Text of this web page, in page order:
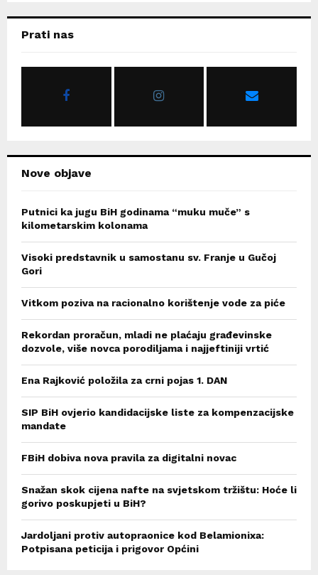
hPrati nas
Nove objave
Putnici ka jugu BiH godinama “muku muče” s
kilometarskim kolonama
Visoki predstavnik u samostanu sv. Franje u Gučoj
Gori
Vitkom poziva na racionalno korištenje vode za piće
Rekordan proračun, mladi ne plaćaju građevinske
dozvole, više novca porodiljama i najjeftiniji vrtić
Ena Rajković položila za crni pojas 1. DAN
SIP BiH ovjerio kandidacijske liste za kompenzacijske
mandate
FBiH dobiva nova pravila za digitalni novac
Snažan skok cijena nafte na svjetskom tržištu: Hoće li
gorivo poskupjeti u BiH?
Jardoljani protiv autopraonice kod Belamionixa:
Potpisana peticija i prigovor Općini